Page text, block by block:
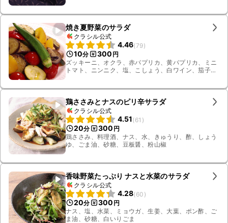
焼き夏野菜のサラダ
クラシル公式
4.46(79)
10分 300 円
ズッキーニ、オクラ、赤パプリカ、黄パプリカ、ミニ
トマト、ニンニク、塩、こしょう、白ワイン、茄子、
鶏ささみとナスのピリ辛サラダ
クラシル公式
4.51(61 )
20分 300 円
鶏ささみ、料理酒、ナス、水、きゅうり、酢、しょう
ゆ、ごま油、砂糖、豆板醤、粉山椒
香味野菜たっぷり ナスと水菜のサラダ
クラシル公式
4.28(60 )
20分 300 円
ナス、塩、水菜、ミョウガ、生姜、大葉、ポン酢、ご
ま油、砂糖、白いりごま